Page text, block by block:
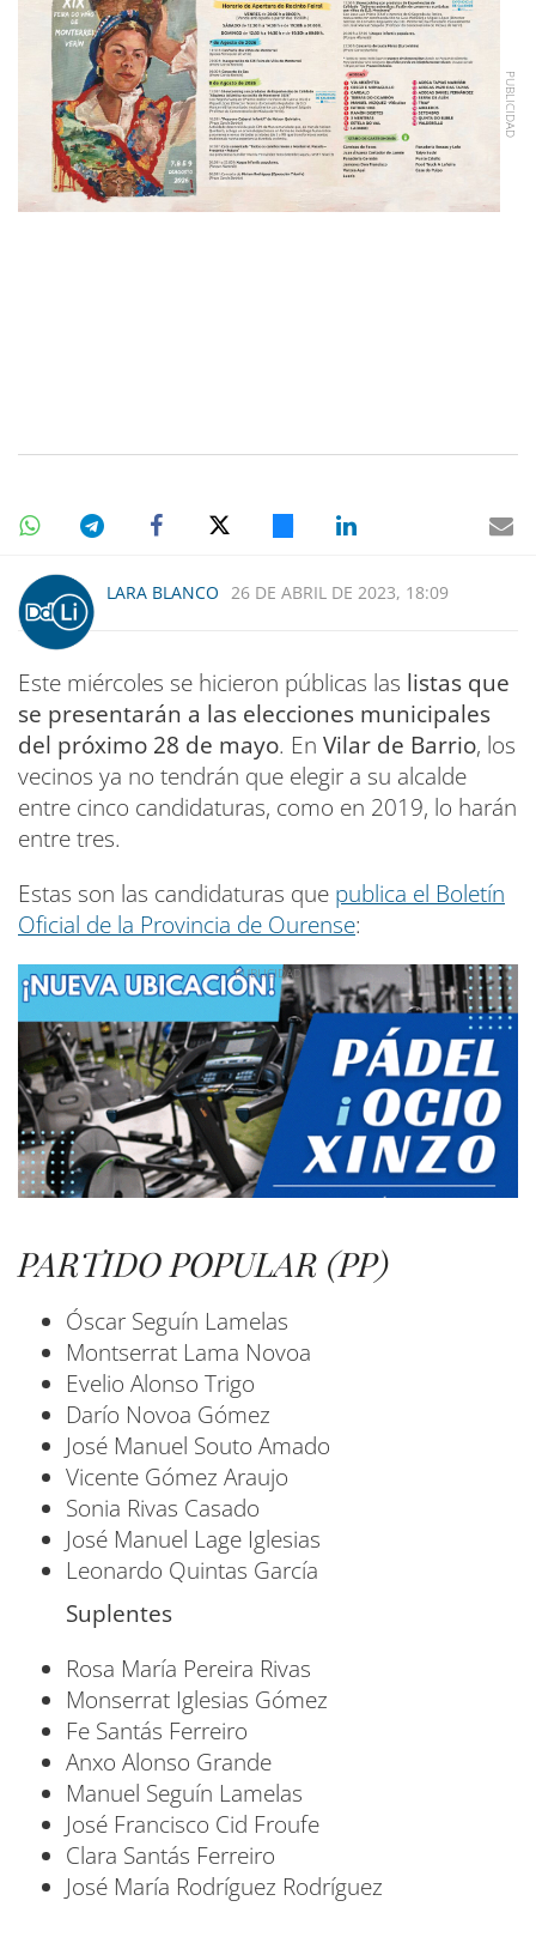
LARA BLANCO 26 DE ABRIL DE 2023, 18:09
Este miércoles se hicieron públicas las listas que
se presentarán a las elecciones municipales
del próximo 28 de mayo. En Vilar de Barrio, los
vecinos ya no tendrán que elegir a su alcalde
entre cinco candidaturas, como en 2019, lo harán
entre tres.
Estas son las candidaturas que publica el Boletín
Oficial de la Provincia de Ourense:
PARTIDO POPULAR (PP)
Óscar Seguín Lamelas
Montserrat Lama Novoa
Evelio Alonso Trigo
Darío Novoa Gómez
José Manuel Souto Amado
Vicente Gómez Araujo
Sonia Rivas Casado
José Manuel Lage Iglesias
Leonardo Quintas García
Suplentes
Rosa María Pereira Rivas
Monserrat Iglesias Gómez
Fe Santás Ferreiro
Anxo Alonso Grande
Manuel Seguín Lamelas
José Francisco Cid Froufe
Clara Santás Ferreiro
José María Rodríguez Rodríguez